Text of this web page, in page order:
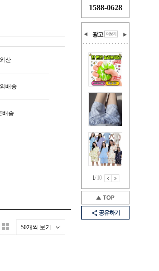
1588-0628
광고
1/10
공유하기
산
배송
배송
50개씩 보기